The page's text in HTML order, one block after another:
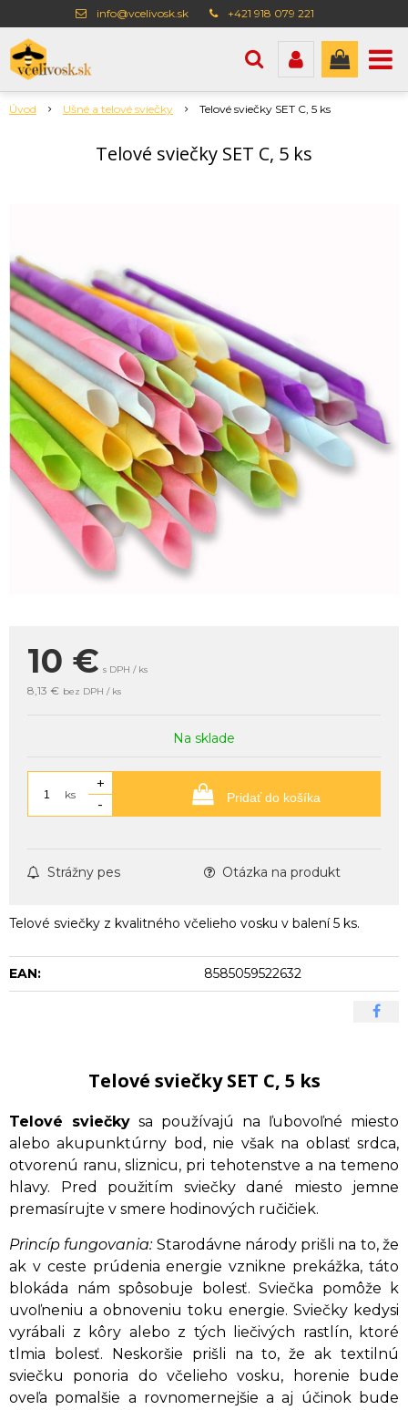
info@vcelivosk.sk +421 918 079 221
Úvod Ušné a telové sviečky Telové sviečky SET C, 5 ks
Telové sviečky SET C, 5 ks
10 € s DPH / ks
8,13 € bez DPH / ks
Na sklade
ks
+
-
Pridať do košíka
Strážny pes Otázka na produkt
Telové sviečky z kvalitného včelieho vosku v balení 5 ks.
EAN: 8585059522632
Telové sviečky SET C, 5 ks
Telové sviečky sa používajú na ľubovoľné miesto
alebo akupunktúrny bod, nie však na oblasť srdca,
otvorenú ranu, sliznicu, pri tehotenstve a na temeno
hlavy. Pred použitím sviečky dané miesto jemne
premasírujte v smere hodinových ručičiek.
Princíp fungovania: Starodávne národy prišli na to, že
ak v ceste prúdenia energie vznikne prekážka, táto
blokáda nám spôsobuje bolesť. Sviečka pomôže k
uvoľneniu a obnoveniu toku energie. Sviečky kedysi
vyrábali z kôry alebo z tých liečivých rastlín, ktoré
tlmia bolesť. Neskoršie prišli na to, že ak textilnú
sviečku ponoria do včelieho vosku, horenie bude
oveľa pomalšie a rovnomernejšie a aj účinok bude